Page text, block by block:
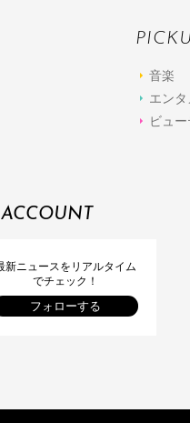
音楽
エンタ
ビュ
新ニュースをリアルタイム
でチェック！
フォローする